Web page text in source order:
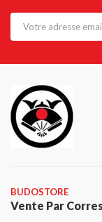
BUDOSTORE
Vente Par